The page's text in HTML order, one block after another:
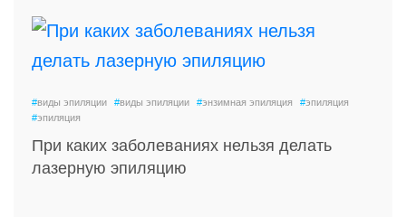
#виды эпиляции #виды эпиляции #энзимная эпиляция #эпиляция
#эпиляция
При каких заболеваниях нельзя делать
лазерную эпиляцию